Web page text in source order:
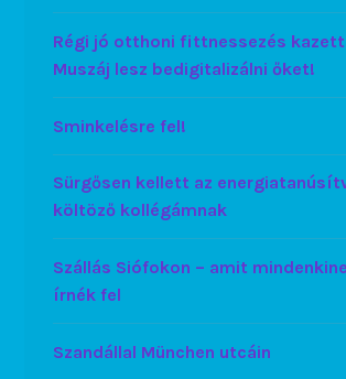
Régi jó otthoni fittnessezés
Muszáj lesz bedigitalizálni őket!
Sminkelésre fel!
Sürgősen kellett az
költöző kollégámnak
Szállás Siófokon – amit
írnék fel
Szandállal München utcáin